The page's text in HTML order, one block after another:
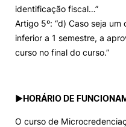
identificação fiscal…”
Artigo 5º: “d) Caso seja
inferior a 1 semestre, a
curso no final do curso.”
►HORÁRIO DE
O curso de